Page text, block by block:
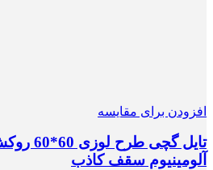
افزودن برای مقایسه
آلومینیوم سقف کاذب